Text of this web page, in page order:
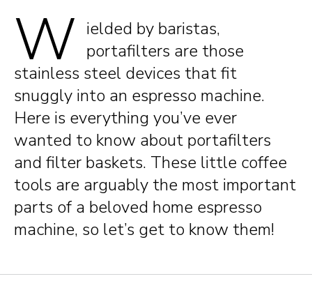
W ielded by baristas,
portafilters are those
stainless steel devices that fit
snuggly into an espresso machine.
Here is everything you’ve ever
wanted to know about portafilters
and filter baskets. These little coffee
tools are arguably the most important
parts of a beloved home espresso
machine, so let’s get to know them!